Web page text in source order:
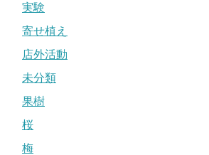
実験
寄せ植え
店外活動
未分類
果樹
桜
梅